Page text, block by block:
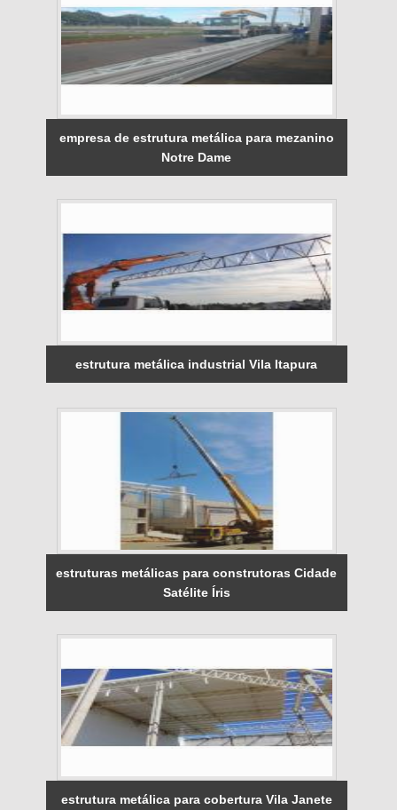
empresa de estrutura metálica para mezanino
Notre Dame
estrutura metálica industrial Vila Itapura
estruturas metálicas para construtoras Cidade
Satélite Íris
estrutura metálica para cobertura Vila Janete